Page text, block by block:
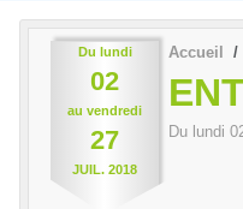
Du lundi
02
au vendredi
27
JUIL. 2018
Accueil
Du lundi